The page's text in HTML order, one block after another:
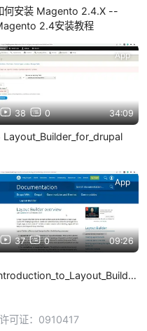
何安装 Magento 2.4.X --
2.4安装教程
38 0 34:09
App
Layout_Builder_for_drupal
37 0 09:26
App
可证：0910417